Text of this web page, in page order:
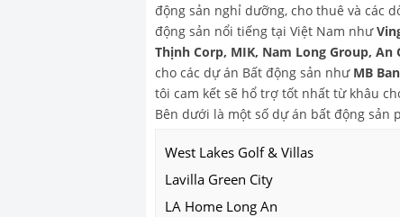
động sản nghỉ dưỡng, cho thuê và các
động sản nổi tiếng tại Việt Nam như
Thịnh Corp, MIK, Nam Long Group,
cho các dự án Bất động sản như MB
tôi cam kết sẽ hổ trợ tốt nhất từ khâu
Bên dưới là một số dự án bất động sản
West Lakes Golf & Villas
Lavilla Green City
LA Home Long An